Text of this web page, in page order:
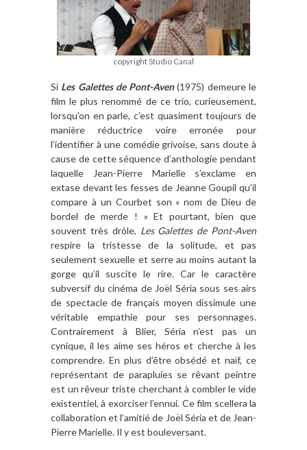
copyright Studio Canal
Si Les Galettes de Pont-Aven(1975) demeure le
film le plus renommé de ce trio, curieusement,
lorsqu’on en parle, c’est quasiment toujours de
manière réductrice voire erronée pour
l’identifier à une comédie grivoise, sans doute à
cause de cette séquence d’anthologie pendant
laquelle Jean-Pierre Marielle s’exclame en
extase devant les fesses de Jeanne Goupil qu’il
compare à un Courbet son « nom de Dieu de
bordel de merde ! » Et pourtant, bien que
souvent très drôle, Les Galettes de Pont-Aven
respire la tristesse de la solitude, et pas
seulement sexuelle et serre au moins autant la
gorge qu’il suscite le rire. Car le caractère
subversif du cinéma de Joël Séria sous ses airs
de spectacle de français moyen dissimule une
véritable empathie pour ses personnages.
Contrairement à Blier, Séria n’est pas un
cynique, il les aime ses héros et cherche à les
comprendre. En plus d’être obsédé et naïf, ce
représentant de parapluies se rêvant peintre
est un rêveur triste cherchant à combler le vide
existentiel, à exorciser l’ennui. Ce film scellera la
collaboration et l’amitié de Joël Séria et de Jean-
Pierre Marielle. Il y est bouleversant.